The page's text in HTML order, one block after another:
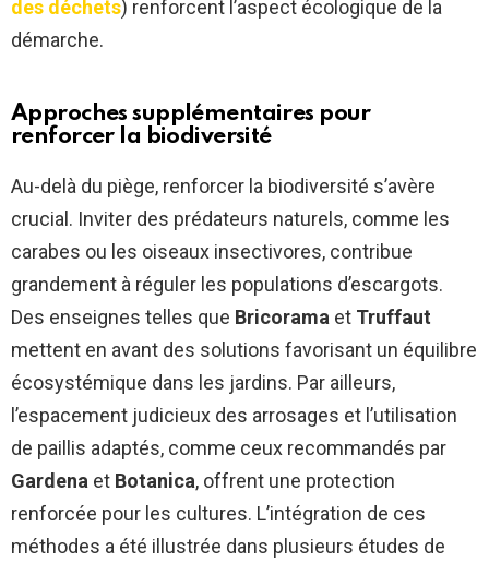
des déchets) renforcent l’aspect écologique de la
démarche.
Approches supplémentaires pour
renforcer la biodiversité
Au-delà du piège, renforcer la biodiversité s’avère
crucial. Inviter des prédateurs naturels, comme les
carabes ou les oiseaux insectivores, contribue
grandement à réguler les populations d’escargots.
Des enseignes telles que Bricorama et Truffaut
mettent en avant des solutions favorisant un équilibre
écosystémique dans les jardins. Par ailleurs,
l’espacement judicieux des arrosages et l’utilisation
de paillis adaptés, comme ceux recommandés par
Gardena et Botanica, offrent une protection
renforcée pour les cultures. L’intégration de ces
méthodes a été illustrée dans plusieurs études de